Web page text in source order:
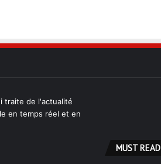
traite de l'actualité
en temps réel et en
MUST READ